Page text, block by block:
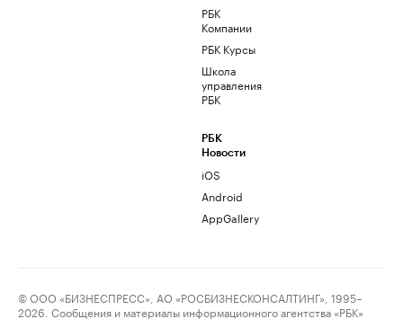
РБК
Компании
РБК Курсы
Школа
управления
РБК
РБК
Новости
iOS
Android
AppGallery
© ООО «БИЗНЕСПРЕСС», АО «РОСБИЗНЕСКОНСАЛТИНГ», 1995–
2026. Сообщения и материалы информационного агентства «РБК»